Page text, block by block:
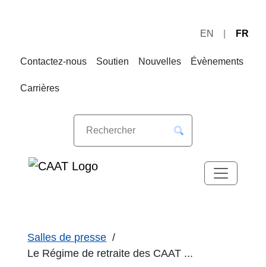
navigation
EN FR
Contactez-nous Soutien Nouvelles Évènements
Carrières
Salles de presse
Le Régime de retraite des CAAT ...